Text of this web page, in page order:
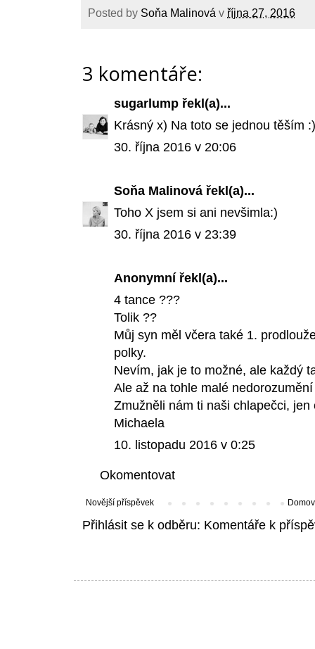
Posted by Soňa Malinová v října 27, 2016
3 komentáře:
sugarlump řekl(a)...
Krásný x) Na toto se jednou těším
30. října 2016 v 20:06
Soňa Malinová řekl(a)...
Toho X jsem si ani nevšimla:)
30. října 2016 v 23:39
Anonymní řekl(a)...
4 tance ???
Tolik ??
Můj syn měl včera také 1.
polky.
Nevím, jak je to možné, ale každý
Ale až na tohle malé
Zmužněli nám ti naši chlapečci, jen
Michaela
10. listopadu 2016 v 0:25
Okomentovat
Novější příspěvek
Přihlásit se k odběru: Komentáře k